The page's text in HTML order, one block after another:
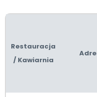
Restauracja
/ Kawiarnia